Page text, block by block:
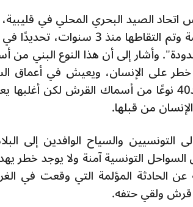
اتحاد الصيد البحري المحلي في
وأشار إلى أن هذا النوع البني
الإنسان، ويعيش في أعماق السواحل بين
الهمامي حقيقة وجود40 نوعًا من أسماك القرش
من قبلها.
التونسيين والسياح الوافدين إلى
التونسية آمنة ولا يوجد خطر
الحادثة المؤلمة التي وقعت في
ولقي حتفه.